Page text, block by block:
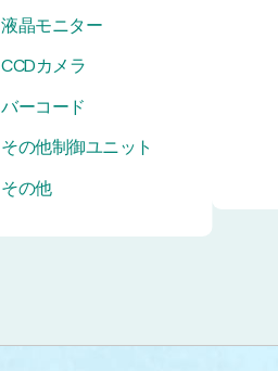
液晶モニター
CCDカメラ
バーコード
その他制御ユニット
その他